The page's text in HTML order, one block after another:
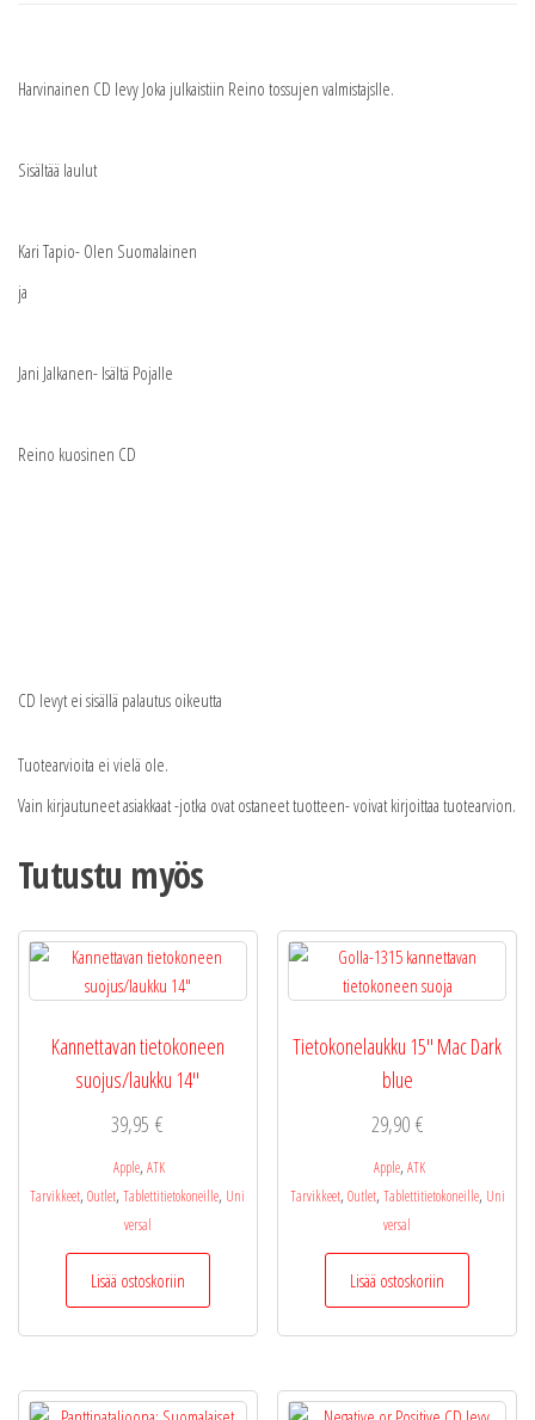
Harvinainen CD levy Joka julkaistiin Reino tossujen valmistajslle.
Sisältää laulut
Kari Tapio- Olen Suomalainen
ja
Jani Jalkanen- Isältä Pojalle
Reino kuosinen CD
CD levyt ei sisällä palautus oikeutta
Tuotearvioita ei vielä ole.
Vain kirjautuneet asiakkaat -jotka ovat ostaneet tuotteen- voivat kirjoittaa tuotearvion.
Tutustu myös
Kannettavan tietokoneen
suojus/laukku 14″
39,95€
Apple, ATK
Tarvikkeet, Outlet, Tablettitietokoneille, Uni
versal
Lisää ostoskoriin
Tietokonelaukku 15″ Mac Dark
blue
29,90 €
Apple, ATK
Tarvikkeet, Outlet, Tablettitietokoneille, Uni
versal
Lisää ostoskoriin